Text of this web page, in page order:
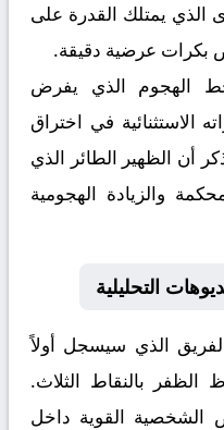
الذي يمتلك القدرة على
بكرات عرضية دقيقة.
الهجوم الذي يفرض
الاستثنائية في اختراق
أن الظهير الطائر الذي
والزيادة الهجومية
التحليلية
الذي سيسجل أولاً
من حظوظ الظفر بالنقاط الثلاث.
الشخصية القوية داخل